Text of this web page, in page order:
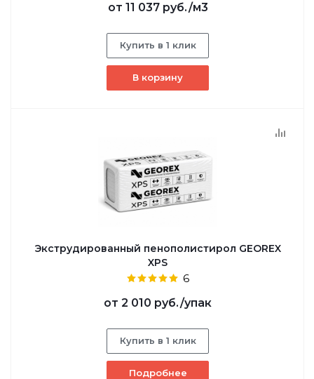
от 11 037 руб./м3
Купить в 1 клик
В корзину
Экструдированный пенополистирол GEOREX
XPS
6
от 2 010 руб./упак
Купить в 1 клик
Подробнее